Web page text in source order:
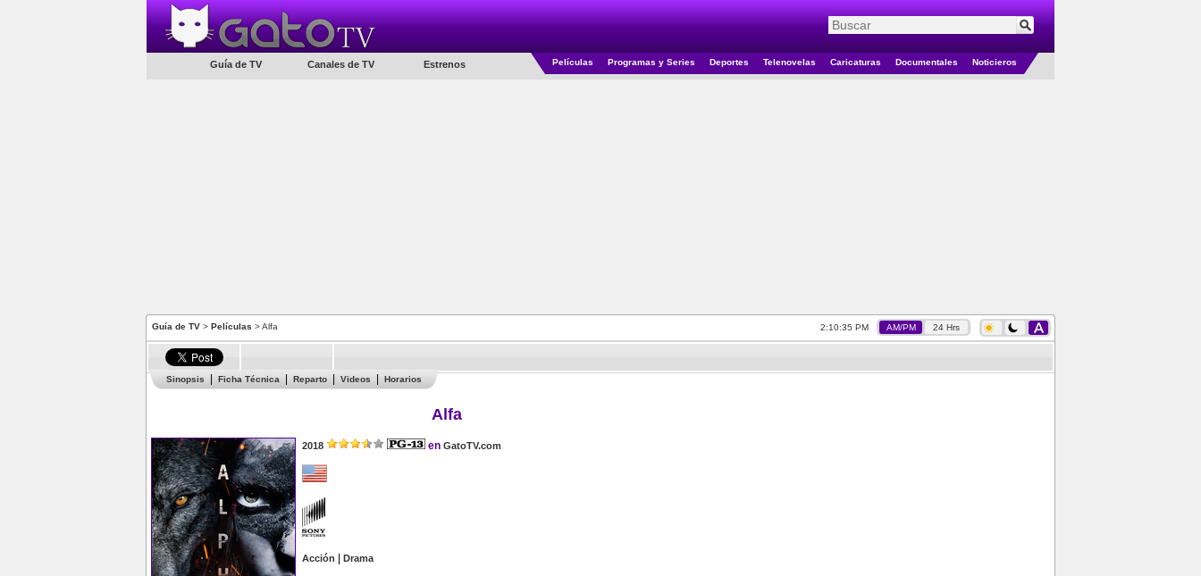
Guía de TV Canales de TV Estrenos Películas Programas y Series Deportes Telenovelas Caricaturas Documentales Noticieros
Guía de TV > Películas > Alfa 2:10:36 PM AM/PM 24 Hrs
Sinopsis Ficha Técnica Reparto Videos Horarios
Alfa
2018 en GatoTV.com
Acción Drama